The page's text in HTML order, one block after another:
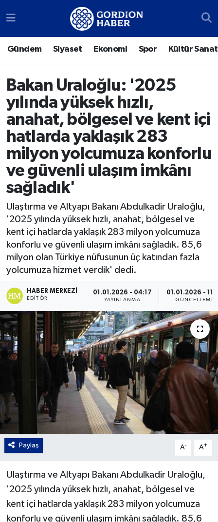
Gündem Siyaset Ekonomi Spor Kültür Sanat
Bakan Uraloğlu: '2025
yılında yüksek hızlı,
anahat, bölgesel ve kent içi
hatlarda yaklaşık 283
milyon yolcumuza konforlu
ve güvenli ulaşım imkânı
sağladık'
Ulaştırma ve Altyapı Bakanı Abdulkadir Uraloğlu,
'2025 yılında yüksek hızlı, anahat, bölgesel ve
kent içi hatlarda yaklaşık 283 milyon yolcumuza
konforlu ve güvenli ulaşım imkânı sağladık. 85,6
milyon olan Türkiye nüfusunun üç katından fazla
yolcumuza hizmet verdik' dedi.
HABER MERKEZI
EDITÖR
01.01.2026 - 04:17
YAYINLANMA
01.01.2026 -
GÜNCELLEME
Paylaş A- A+
Ulaştırma ve Altyapı Bakanı Abdulkadir Uraloğlu,
'2025 yılında yüksek hızlı, anahat, bölgesel ve
kent içi hatlarda yaklaşık 283 milyon yolcumuza
konforlu ve güvenli ulaşım imkânı sağladık. 85,6
Sosyal Medya Hesaplarımız
Siyaset
Ekonomi
Spor
Kültür Sanat
Türk Dünyası
Polatlı
Gordion
Ankara Nöbetçi Eczaneler
Ankara Trafik Yoğunluk Haritası
Süper Lig Puan Durumu ve Fikstür
Tüm Manşetler
Son Dakika Haberleri
Haber Arşivi